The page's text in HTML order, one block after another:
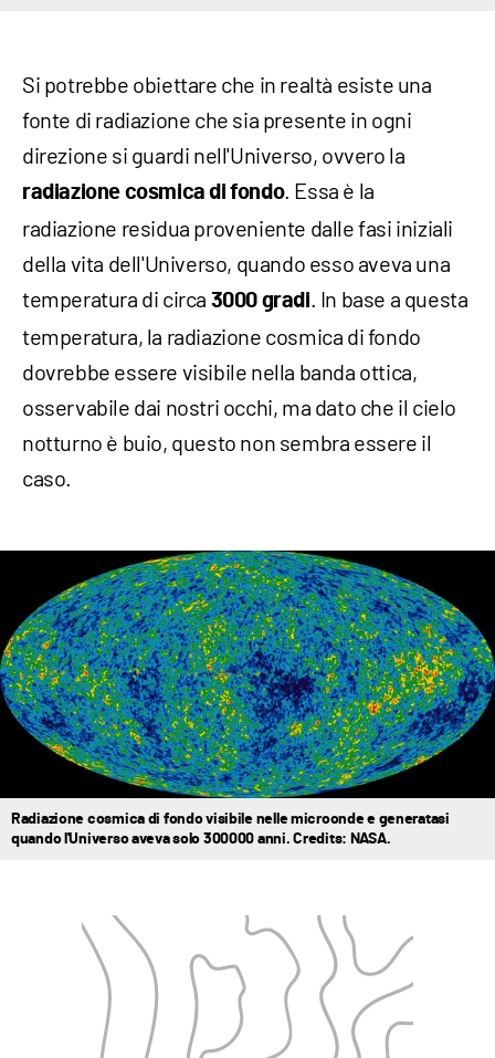
Si potrebbe obiettare che in realtà esiste una
fonte di radiazione che sia presente in ogni
direzione si guardi nell'Universo, ovvero la
radiazione cosmica di fondo. Essa è la
radiazione residua proveniente dalle fasi iniziali
della vita dell'Universo, quando esso aveva una
temperatura di circa 3000 gradi. In base a questa
temperatura, la radiazione cosmica di fondo
dovrebbe essere visibile nella banda ottica,
osservabile dai nostri occhi, ma dato che il cielo
notturno è buio, questo non sembra essere il
caso.
Radiazione cosmica di fondo visibile nelle microonde e generatasi
quando l'Universo aveva solo 300000 anni. Credits: NASA.